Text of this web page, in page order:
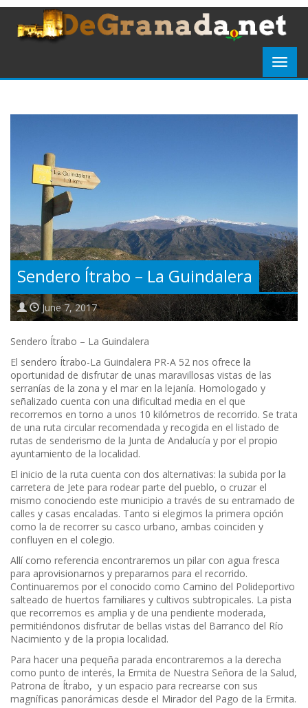
Sendero Ítrabo – La Guindalera
June 7, 2017
Sendero Ítrabo – La Guindalera
El sendero Ítrabo-La Guindalera PR-A 52 nos ofrece la
oportunidad de disfrutar de unas maravillosas vistas de las
serranías de la zona y el mar en la lejanía. Homologado y
señalizado cuenta con una dificultad media en el que
recorremos en torno a unos 10 kilómetros de recorrido. Se trata
de una ruta circular recomendada y recogida en el listado de
rutas de senderismo de la Junta de Andalucía y por el propio
ayuntamiento de la localidad.
El inicio de la ruta cuenta con dos alternativas: la subida por la
carretera de Jete para rodear parte del pueblo, o cruzar el
mismo conociendo este municipio a través de su entramado de
calles y casas encaladas. Tanto si elegimos la primera opción
como la de recorrer su casco urbano, ambas coinciden y
confluyen en el colegio.
Allí como referencia encontraremos un pilar con agua fresca
para aprovisionarnos y prepararnos para el recorrido.
Continuaremos por el conocido como Camino del Polideportivo
salteado de huertos familiares y cultivos subtropicales. La pista
que recorremos es amplia y de una pendiente moderada,
permitiéndonos disfrutar de bellas vistas del Barranco del Río
Nacimiento y de la propia localidad.
Para hacer una pequeña parada encontraremos a la derecha
como punto de interés, la Ermita de Nuestra Señora de la Salud,
Patrona de Ítrabo, y un espacio para recrearse con sus
magníficas panorámicas desde el Mirador del Pago de la Ermita.